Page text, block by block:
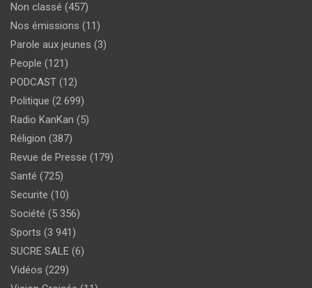
Non classé (457)
Nos émissions (11)
Parole aux jeunes (3)
People (121)
PODCAST (12)
Politique (2 699)
Radio KanKan (5)
Réligion (387)
Revue de Presse (179)
Santé (725)
Securite (10)
Société (5 356)
Sports (3 941)
SUCRE SALE (6)
Vidéos (229)